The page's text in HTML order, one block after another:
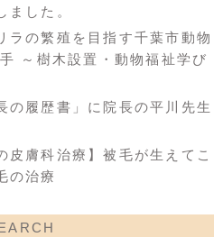
ました。
ラの繁殖を目指す千葉市動物
～樹木設置・動物福祉学び
の履歴書」に院長の平川先生
皮膚科治療】被毛が生えてこ
の治療